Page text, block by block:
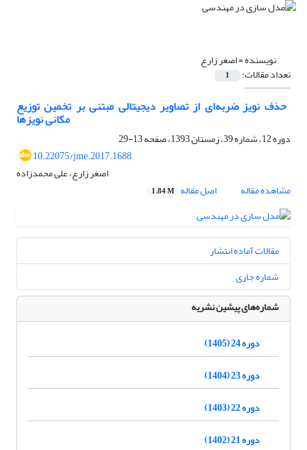
نویسنده =اصغر زارع
تعداد مقالات: 1
‏ حذف نویز ضربه‌ای از تصاویر دیجیتالی مبتنی بر تخمین توزیع
مکانی نویزها
دوره 12، شماره 39، زمستان 1393، صفحه
13-29
10.22075/jme.2017.1688
اصغر زارع، علی محمدزاده
مشاهده مقاله
اصل مقاله 1.84 M
مقالات آماده انتشار
شماره جاری
شماره‌های پیشین نشریه
دوره 24 (1405)
دوره 23 (1404)
دوره 22 (1403)
دوره 21 (1402)